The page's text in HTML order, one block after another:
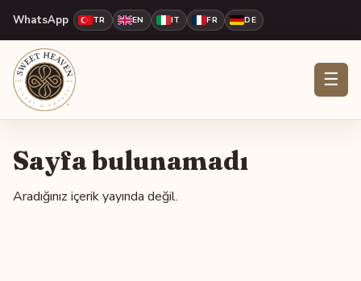
WhatsApp TR EN IT FR DE
☰
Sayfa bulunamadı
Aradığınız içerik yayında değil.